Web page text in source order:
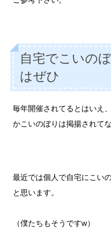
自宅でこいの
はぜひ
毎年開催されてるとはいえ
かこいのぼりは掲揚されて
最近では個人で自宅にこい
と思います。
（僕たちもそうですw）